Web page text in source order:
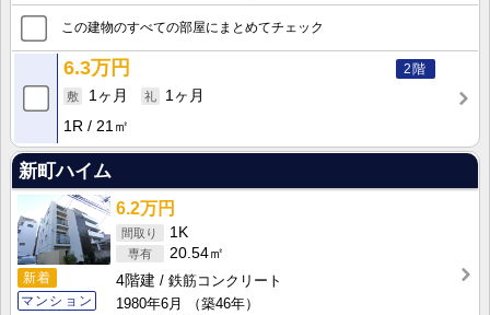
この建物のすべての部屋にまとめてチェック
2階
6.3万円
1ヶ月
1ヶ月
1R
21㎡
新町ハイム
新着
マンション
6.2万円
1K
20.54㎡
4階建
鉄筋コンクリート
1980年6月
（築46年）